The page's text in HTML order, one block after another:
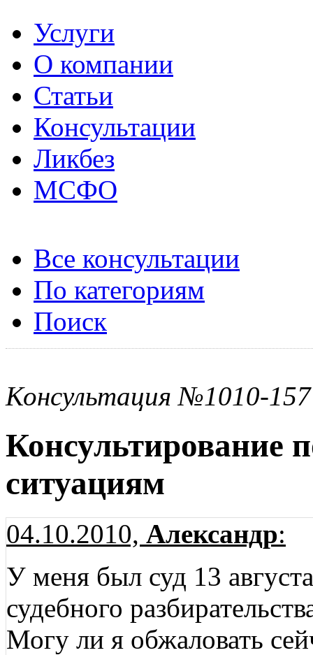
Услуги
О компании
Статьи
Консультации
Ликбез
МСФО
Все консультации
По категориям
Поиск
Консультация №1010-157
Консультирование
ситуациям
04.10.2010, Александр:
У меня был суд 13
судебного
Могу ли я обжаловать